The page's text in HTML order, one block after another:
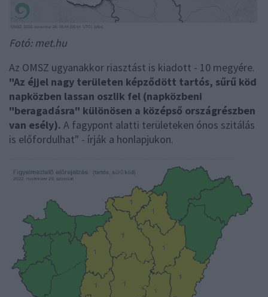
Fotó: met.hu
Az OMSZ ugyanakkor riasztást is kiadott - 10 megyére.
"Az éjjel nagy területen képződött tartós, sűrű köd
napközben lassan oszlik fel (napközbeni
"beragadásra" különösen a középső országrészben
van esély). A fagypont alatti területeken ónos szitálás
is előfordulhat" - írják a honlapjukon.